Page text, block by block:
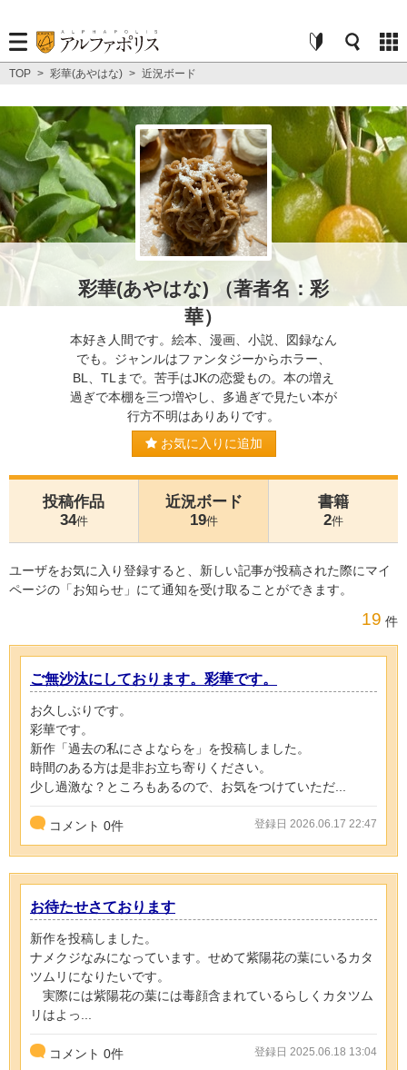
TOP > 彩華(あやはな) > 近況ボード
彩華(あやはな) （著者名：彩
華）
本好き人間です。絵本、漫画、小説、図録なん
でも。ジャンルはファンタジーからホラー、
BL、TLまで。苦手はJKの恋愛もの。本の増え
過ぎで本棚を三つ増やし、多過ぎで見たい本が
行方不明はありありです。
お気に入りに追加
投稿作品
34件
近況ボード
19件
書籍
2件
ユーザをお気に入り登録すると、新しい記事が投稿された際にマイ
ページの「お知らせ」にて通知を受け取ることができます。
19 件
ご無沙汰にしております。彩華です。
お久しぶりです。
彩華です。
新作「過去の私にさよならを」を投稿しました。
時間のある方は是非お立ち寄りください。
少し過激な？ところもあるので、お気をつけていただ...
コメント 0件 登録日 2026.06.17 22:47
お待たせさております
新作を投稿しました。
ナメクジなみになっています。せめて紫陽花の葉にいるカタ
ツムリになりたいです。
実際には紫陽花の葉には毒顔含まれているらしくカタツム
リはよっ...
コメント 0件 登録日 2025.06.18 13:04